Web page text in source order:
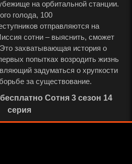
на орбитальной станции.
голода, 100
отправляются на
сотни – выяснить, сможет
захватывающая история о
попытках возродить жизнь
задуматься о хрупкости
за существование.
Сотня 3 сезон 14
серия